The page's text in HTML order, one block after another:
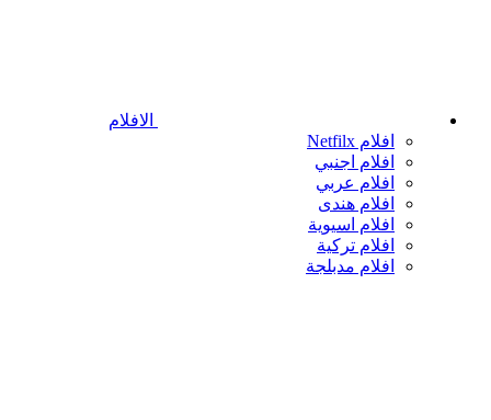
الافلام
افلام Netfilx
افلام اجنبي
افلام عربي
افلام هندى
افلام اسيوية
افلام تركية
افلام مدبلجة